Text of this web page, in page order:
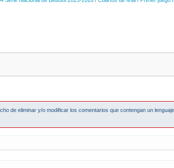
de eliminar y/o modificar los comentarios que contengan un